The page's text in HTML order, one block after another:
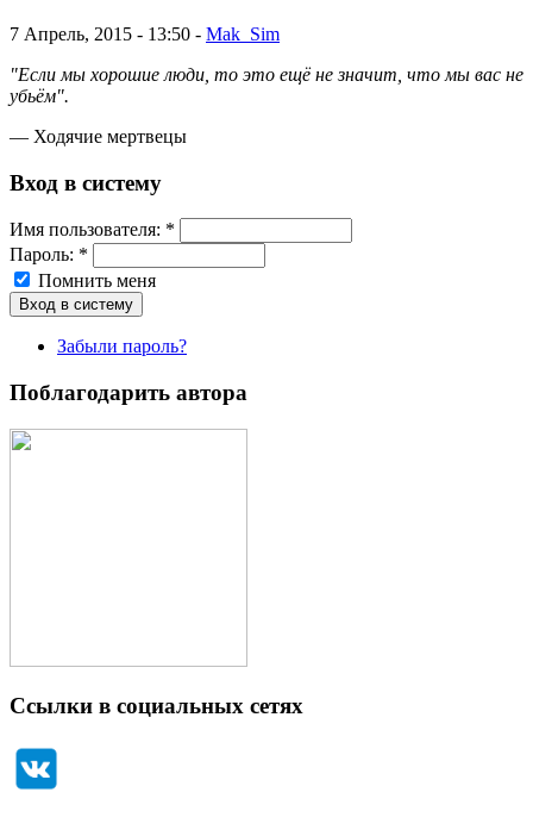
7 Апрель, 2015 - 13:50 - Mak_Sim
"Если мы хорошие люди, то это ещё не значит, что мы вас не
убьём".
— Ходячие мертвецы
Вход в систему
Имя пoльзовaтeля: *
Пароль: *
Помнить меня
Забыли пароль?
Поблагодарить автора
Ссылки в социальных сетях